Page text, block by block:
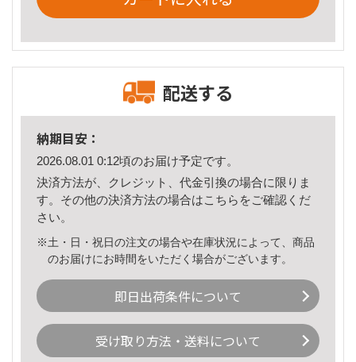
配送する
納期目安：
2026.08.01 0:12頃のお届け予定です。
決済方法が、クレジット、代金引換の場合に限りま
す。その他の決済方法の場合はこちら をご確認くだ
さい。
※土・日・祝日の注文の場合や在庫状況によって、商品
のお届けにお時間をいただく場合がございます。
即日出荷条件について
受け取り方法・送料について